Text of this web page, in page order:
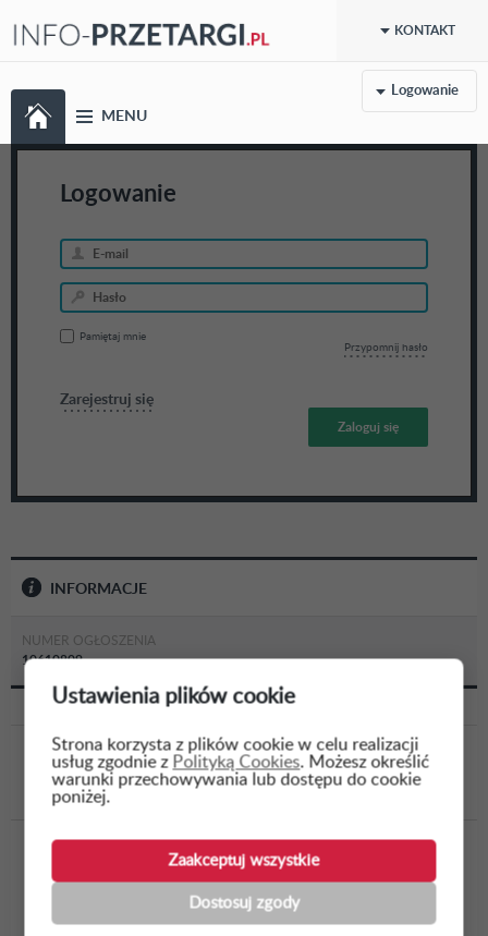
KONTAKT
MENU
Logowanie
Ustawienia plików cookie
Strona korzysta z plików cookie w celu realizacji
usług zgodnie z Polityką Cookies. Możesz określić
warunki przechowywania lub dostępu do cookie
poniżej.
Zaakceptuj wszystkie
Dostosuj zgody
Logowanie
Pamiętaj mnie
Przypomnij hasło
Zarejestruj się
INFORMACJE
NUMER OGŁOSZENIA
10610809
WSTECZ
Opracowanie dokumentacji projektowej
wykonawczej: budowy przepusto-zastawki i
brodu z progiem (obr. Łoje Awissa), remontu 3